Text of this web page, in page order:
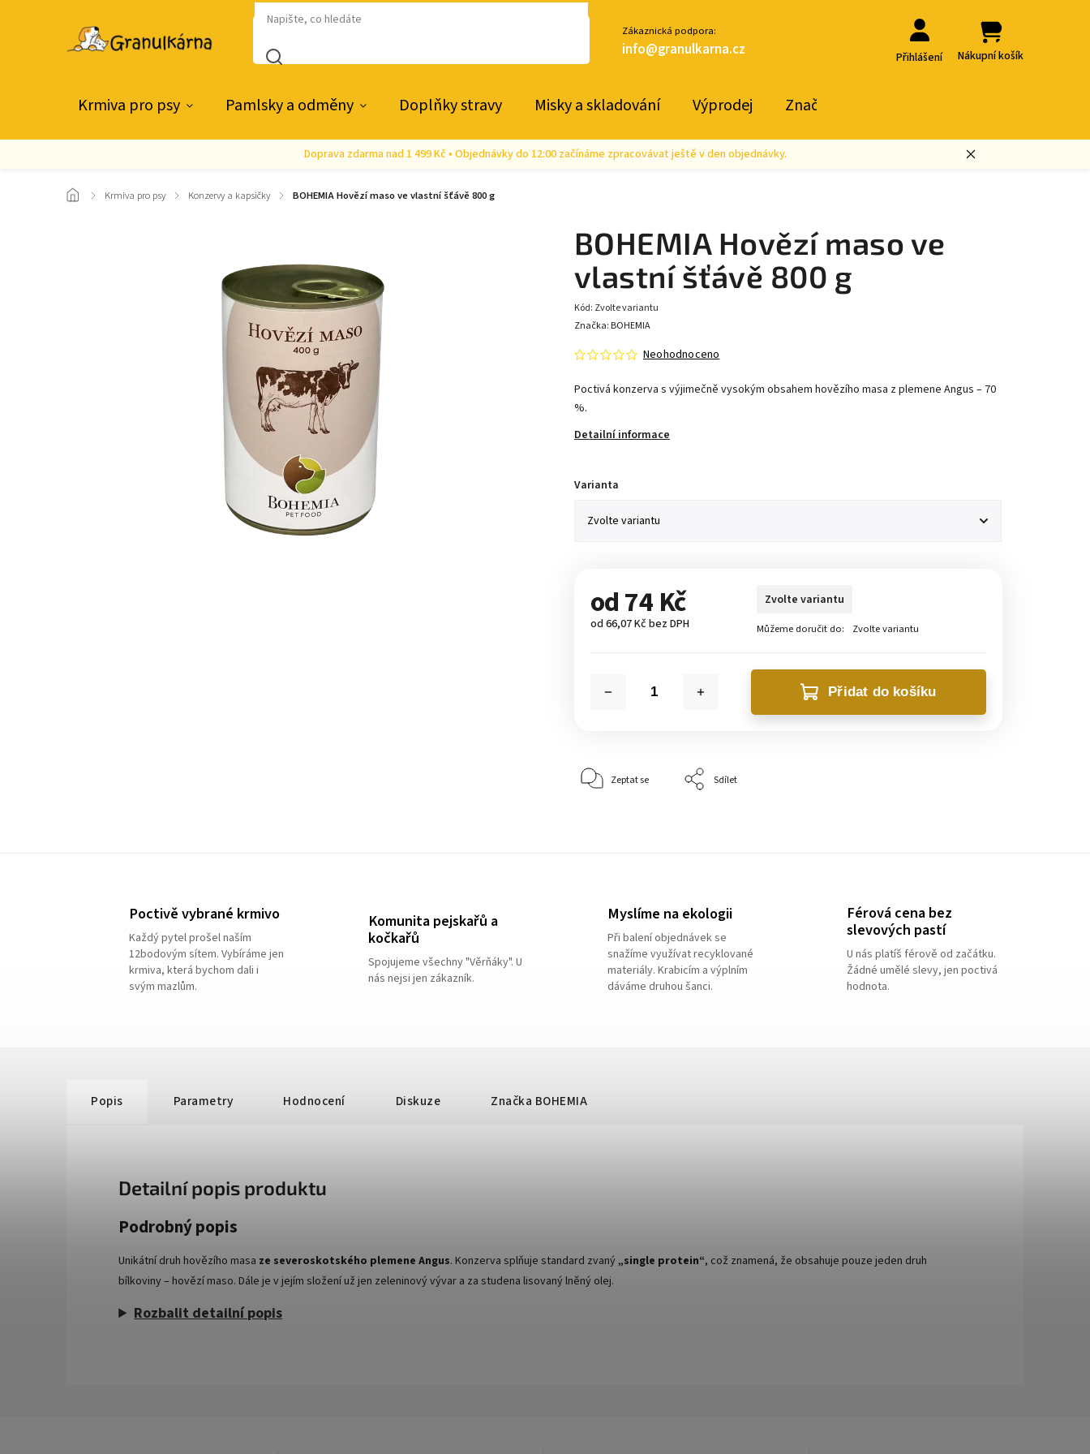
Zákaznická podpora:
info@granulkarna.cz Nákupní košík
Přihlášení
Krmiva pro psy Pamlsky a odměny Doplňky stravy Misky a skladování Výprodej Značky
Doprava zdarma nad 1 499 Kč • Objednávky do 12:00 začínáme zpracovávat ještě v den objednávky.
/ Krmiva pro psy / Konzervy a kapsičky / BOHEMIA Hovězí maso ve vlastní šťávě 800 g
BOHEMIA Hovězí maso ve
vlastní šťávě 800 g
Kód: Zvolte variantu
Neohodnoceno
Poctivá konzerva s výjimečně vysokým obsahem hovězího masa z plemene Angus – 70
%.
Detailní informace
Značka: BOHEMIA
Varianta
od74 Kč
od66,07 Kčbez DPH
Zvolte variantu
Můžeme doručit do: Zvolte variantu
Přidat do košíku
Zeptat se Sdílet
Poctivě vybrané krmivo
Každý pytel prošel naším
12bodovým sítem. Vybíráme jen
krmiva, která bychom dali i
svým mazlům.
Komunita pejskařů a
kočkařů
Spojujeme všechny "Věrňáky". U
nás nejsi jen zákazník.
Myslíme na ekologii
Při balení objednávek se
snažíme využívat recyklované
materiály. Krabicím a výplním
dáváme druhou šanci.
Férová cena bez
slevových pastí
U nás platíš férově od začátku.
Žádné umělé slevy, jen poctivá
hodnota.
Popis Parametry Hodnocení Diskuze Značka BOHEMIA
Detailní popis produktu
Podrobný popis
Unikátní druh hovězího masa ze severoskotského plemene Angus. Konzerva splňuje standard zvaný„single protein“, což znamená, že obsahuje pouze jeden druh
bílkoviny – hovězí maso. Dále je v jejím složení už jen zeleninový vývar a za studena lisovaný lněný olej.
Rozbalit detailní popis